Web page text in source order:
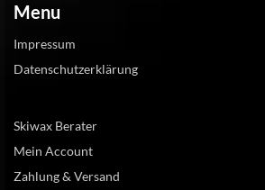
Menu
Impressum
Datenschutzerklärung
Skiwax Berater
Mein Account
Zahlung & Versand